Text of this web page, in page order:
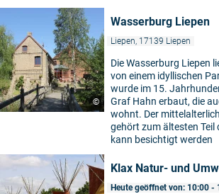
©
Wasserburg Liepen
Liepen, 17139 Liepen
Die Wasserburg Liepen
von einem idyllischen
wurde im 15.
Graf Hahn erbaut, die
wohnt. Der
gehört zum ältesten Teil
kann besichtigt werden
Klax Natur- und
Heute geöffnet von: 10:00 -